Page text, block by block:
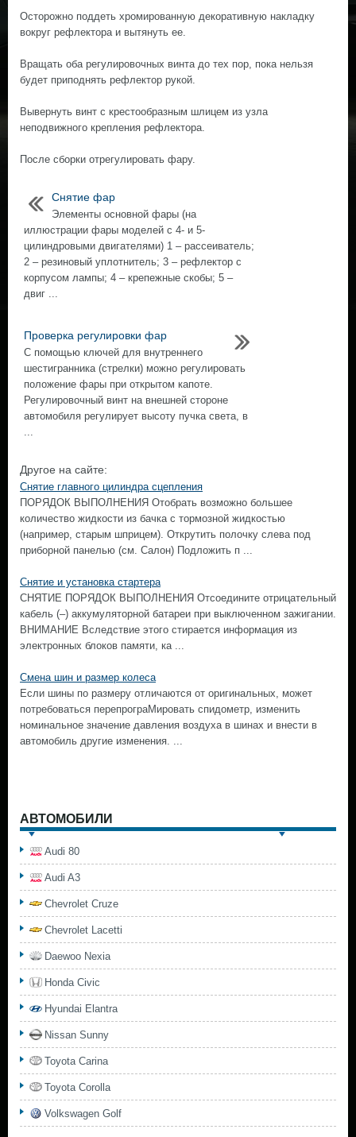
Осторожно поддеть хромированную декоративную накладку
вокруг рефлектора и вытянуть ее.
Вращать оба регулировочных винта до тех пор, пока нельзя
будет приподнять рефлектор рукой.
Вывернуть винт с крестообразным шлицем из узла
неподвижного крепления рефлектора.
После сборки отрегулировать фару.
Снятие фар
Элементы основной фары (на
иллюстрации фары моделей с 4- и 5-
цилиндровыми двигателями) 1 – рассеиватель;
2 – резиновый уплотнитель; 3 – рефлектор с
корпусом лампы; 4 – крепежные скобы; 5 –
двиг ...
Проверка регулировки фар
С помощью ключей для внутреннего
шестигранника (стрелки) можно регулировать
положение фары при открытом капоте.
Регулировочный винт на внешней стороне
автомобиля регулирует высоту пучка света, в
...
Другое на сайте:
Снятие главного цилиндра сцепления
ПОРЯДОК ВЫПОЛНЕНИЯ Отобрать возможно большее
количество жидкости из бачка с тормозной жидкостью
(например, старым шприцем). Открутить полочку слева под
приборной панелью (см. Салон) Подложить п ...
Снятие и установка стартера
СНЯТИЕ ПОРЯДОК ВЫПОЛНЕНИЯ Отсоедините отрицательный
кабель (–) аккумуляторной батареи при выключенном зажигании.
ВНИМАНИЕ Вследствие этого стирается информация из
электронных блоков памяти, ка ...
Смена шин и размер колеса
Если шины по размеру отличаются от оригинальных, может
потребоваться перепрограМировать спидометр, изменить
номинальное значение давления воздуха в шинах и внести в
автомобиль другие изменения. ...
АВТОМОБИЛИ
Audi 80
Audi A3
Chevrolet Cruze
Chevrolet Lacetti
Daewoo Nexia
Honda Civic
Hyundai Elantra
Nissan Sunny
Toyota Carina
Toyota Corolla
Volkswagen Golf